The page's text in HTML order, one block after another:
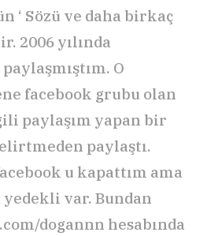
‘ Sözü ve daha birkaç
2006 yılında
O
facebook grubu olan
paylaşım yapan bir
paylaştı.
u kapattım ama
var. Bundan
dogannn hesabında